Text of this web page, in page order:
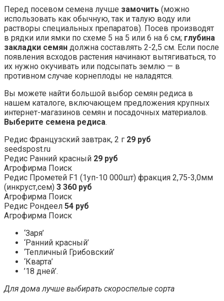
Перед посевом семена лучше замочить (можно
использовать как обычную, так и талую воду или
растворы специальных препаратов). Посев производят
в рядки или ямки по схеме 5 на 5 или 6 на 6 см; глубина
закладки семян должна составлять 2-2,5 см. Если после
появления всходов растения начинают вытягиваться, то
их нужно окучивать или подсыпать землю — в
противном случае корнеплоды не наладятся.
Вы можете найти большой выбор семян редиса в
нашем каталоге, включающем предложения крупных
интернет-магазинов семян и посадочных материалов.
Выберите семена редиса.
Редис Французский завтрак, 2 г 29 руб
seedspost.ru
Редис Ранний красный 29 руб
Агрофирма Поиск
Редис Прометей F1 (1уп-10 000шт) фракция 2,75-3,0мм
(инкруст,сем) 3 360 руб
Агрофирма Поиск
Редис Рондеел 54 руб
Агрофирма Поиск
‘Заря’
‘Ранний красный’
‘Тепличный Грибовский’
‘Кварта’
’18 дней’.
Для дома лучше выбирать скороспелые сорта